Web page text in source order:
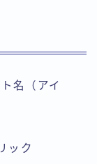
名（アイ
ック